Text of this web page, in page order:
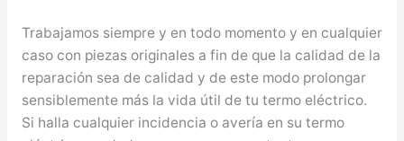
Trabajamos siempre y en todo momento y en cualquier
caso con piezas originales a fin de que la calidad de la
reparación sea de calidad y de este modo prolongar
sensiblemente más la vida útil de tu termo eléctrico.
Si halla cualquier incidencia o avería en su termo